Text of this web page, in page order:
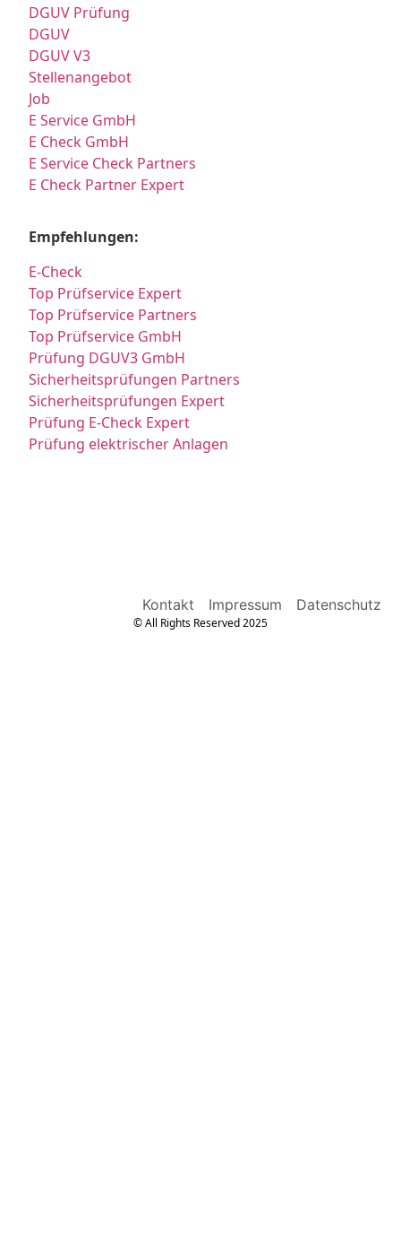
DGUV Prüfung
DGUV
DGUV V3
Stellenangebot
Job
E Service GmbH
E Check GmbH
E Service Check Partners
E Check Partner Expert
Empfehlungen:
E-Check
Top Prüfservice Expert
Top Prüfservice Partners
Top Prüfservice GmbH
Prüfung DGUV3 GmbH
Sicherheitsprüfungen Partners
Sicherheitsprüfungen Expert
Prüfung E-Check Expert
Prüfung elektrischer Anlagen
Kontakt Impressum Datenschutz
© All Rights Reserved 2025